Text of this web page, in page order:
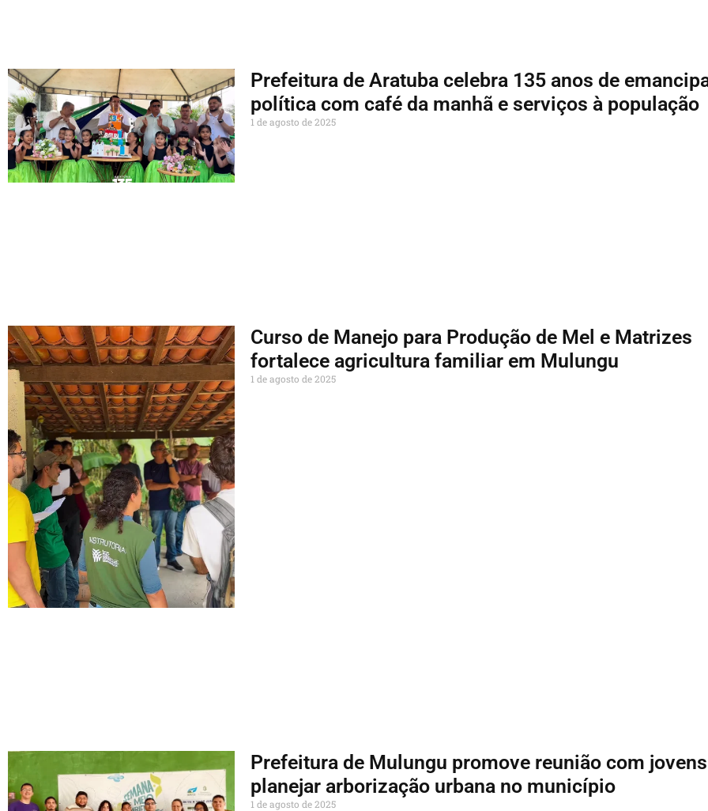
Prefeitura de Aratuba celebra 135 anos de
política com café da manhã e serviços à população
1 de agosto de 2025
Curso de Manejo para Produção de Mel e Matrizes
fortalece agricultura familiar em Mulungu
1 de agosto de 2025
Prefeitura de Mulungu promove reunião com
planejar arborização urbana no município
1 de agosto de 2025